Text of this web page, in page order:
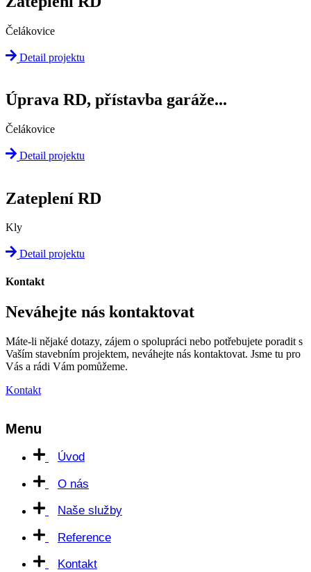
Čelákovice
Detail projektu
Úprava RD, přístavba garáže...
Čelákovice
Detail projektu
Zateplení RD
Kly
Detail projektu
Kontakt
Neváhejte nás kontaktovat
Máte-li nějaké dotazy, zájem o spolupráci nebo potřebujete poradit s
Vaším stavebním projektem, neváhejte nás kontaktovat. Jsme tu pro
Vás a rádi Vám pomůžeme.
Kontakt
Menu
Úvod
O nás
Naše služby
Reference
Kontakt